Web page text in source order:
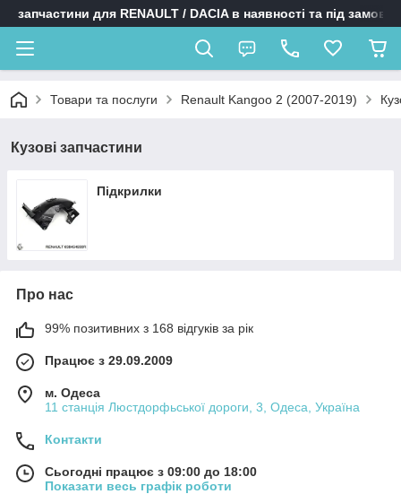
запчастини для RENAULT / DACIA в наявності та під
Товари та послуги Renault Kangoo 2 (2007-2019)
Кузові запчастини
Підкрилки
Про нас
99% позитивних з 168 відгуків за рік
Працює з 29.09.2009
м. Одеса
11 станція Люстдорфьської дороги, 3, Одеса, Україна
Контакти
Сьогодні працює з 09:00 до 18:00
Показати весь графік роботи